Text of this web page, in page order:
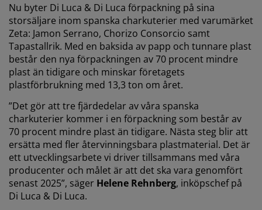
Nu byter Di Luca & Di Luca förpackning på sina
storsäljare inom spanska charkuterier med varumärket
Zeta: Jamon Serrano, Chorizo Consorcio samt
Tapastallrik. Med en baksida av papp och tunnare plast
består den nya förpackningen av 70 procent mindre
plast än tidigare och minskar företagets
plastförbrukning med 13,3 ton om året.
”Det gör att tre fjärdedelar av våra spanska
charkuterier kommer i en förpackning som består av
70 procent mindre plast än tidigare. Nästa steg blir att
ersätta med fler återvinningsbara plastmaterial. Det är
ett utvecklingsarbete vi driver tillsammans med våra
producenter och målet är att det ska vara genomfört
senast 2025”, säger Helene Rehnberg, inköpschef på
Di Luca & Di Luca.